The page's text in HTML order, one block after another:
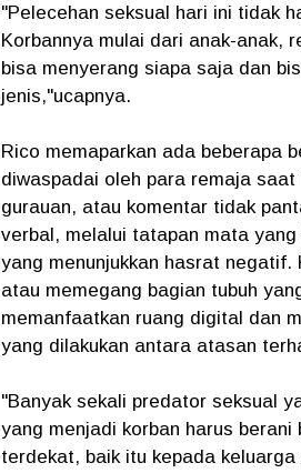
​"Pelecehan seksual hari ini tidak
Korbannya mulai dari anak-anak,
bisa menyerang siapa saja dan
jenis,"ucapnya.
Rico memaparkan ada beberapa
diwaspadai oleh para remaja
gurauan, atau komentar tidak
verbal, melalui tatapan mata
yang menunjukkan hasrat
atau memegang bagian tubuh
memanfaatkan ruang digital dan
yang dilakukan antara atasan
​"Banyak sekali predator seksual
yang menjadi korban harus
terdekat, baik itu kepada